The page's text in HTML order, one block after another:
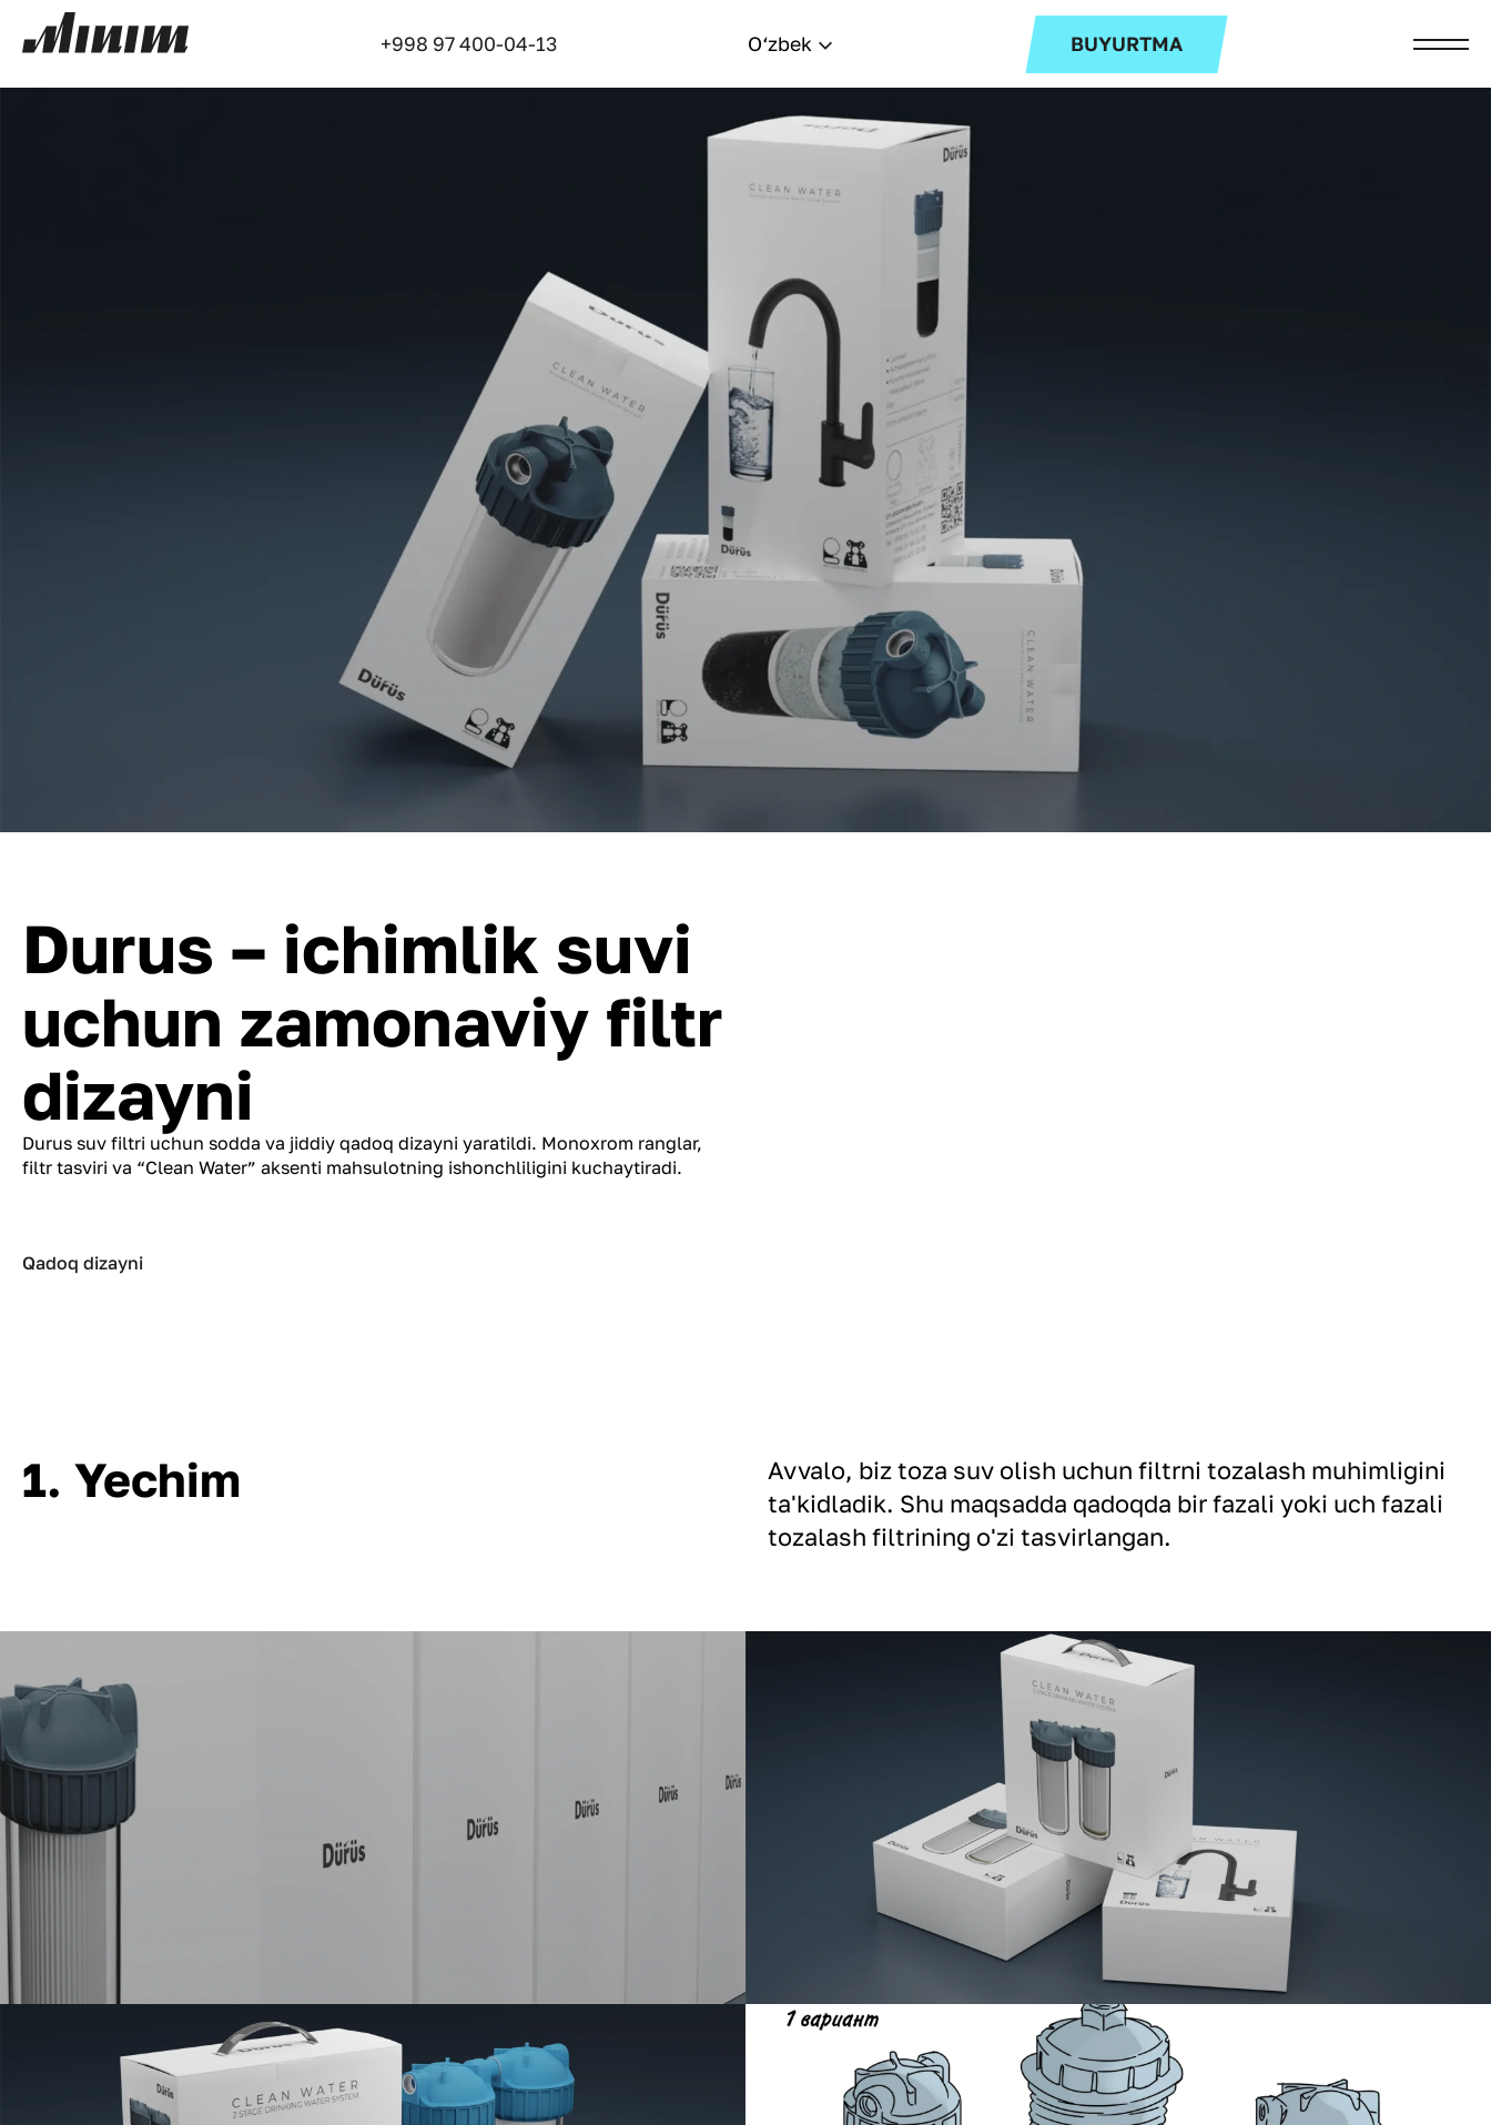
+998 97 400-04-13 O‘zbek BUYURTMA
Durus – ichimlik suvi
uchun zamonaviy filtr
dizayni
Durus suv filtri uchun sodda va jiddiy qadoq dizayni yaratildi. Monoxrom ranglar,
filtr tasviri va “Clean Water” aksenti mahsulotning ishonchliligini kuchaytiradi.
Qadoq dizayni
1. Yechim
Avvalo, biz toza suv olish uchun filtrni tozalash muhimligini
ta'kidladik. Shu maqsadda qadoqda bir fazali yoki uch fazali
tozalash filtrining o'zi tasvirlangan.